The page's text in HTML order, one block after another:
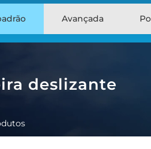
Avançada
deslizante